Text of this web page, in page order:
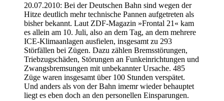
20.07.2010: Bei der Deutschen Bahn sind wegen der
Hitze deutlich mehr technische Pannen aufgetreten als
bisher bekannt. Laut ZDF-Magazin »Frontal 21« kam
es allein am 10. Juli, also an dem Tag, an dem mehrere
ICE-Klimaanlagen ausfielen, insgesamt zu 293
Störfällen bei Zügen. Dazu zählen Bremsstörungen,
Triebzugschäden, Störungen an Funkeinrichtungen und
Zwangsbremsungen mit unbekannter Ursache. 485
Züge waren insgesamt über 100 Stunden verspätet.
Und anders als von der Bahn imemr wieder behauptet
liegt es eben doch an den personellen Einsparungen.